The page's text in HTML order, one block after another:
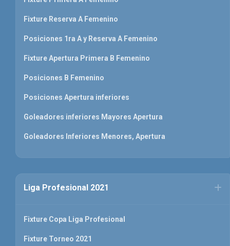
Fixture Reserva A Femenino
Posiciones 1ra A y Reserva A Femenino
Fixture Apertura Primera B Femenino
Posiciones B Femenino
Posiciones Apertura inferiores
Goleadores inferiores Mayores Apertura
Goleadores Inferiores Menores, Apertura
Liga Profesional 2021
Fixture Copa Liga Profesional
Fixture Torneo 2021